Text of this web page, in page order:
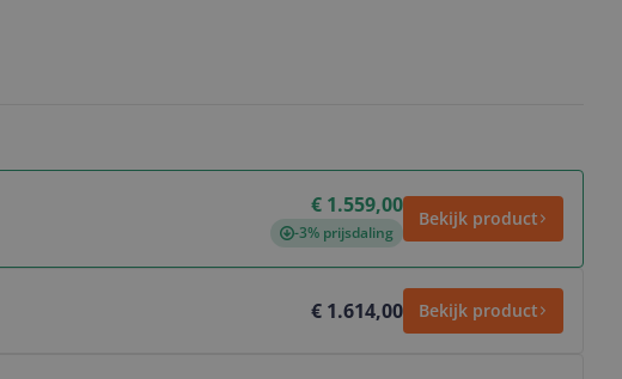
€ 1.559,00
-3% prijsdaling
Bekijk product
€ 1.614,00 Bekijk product